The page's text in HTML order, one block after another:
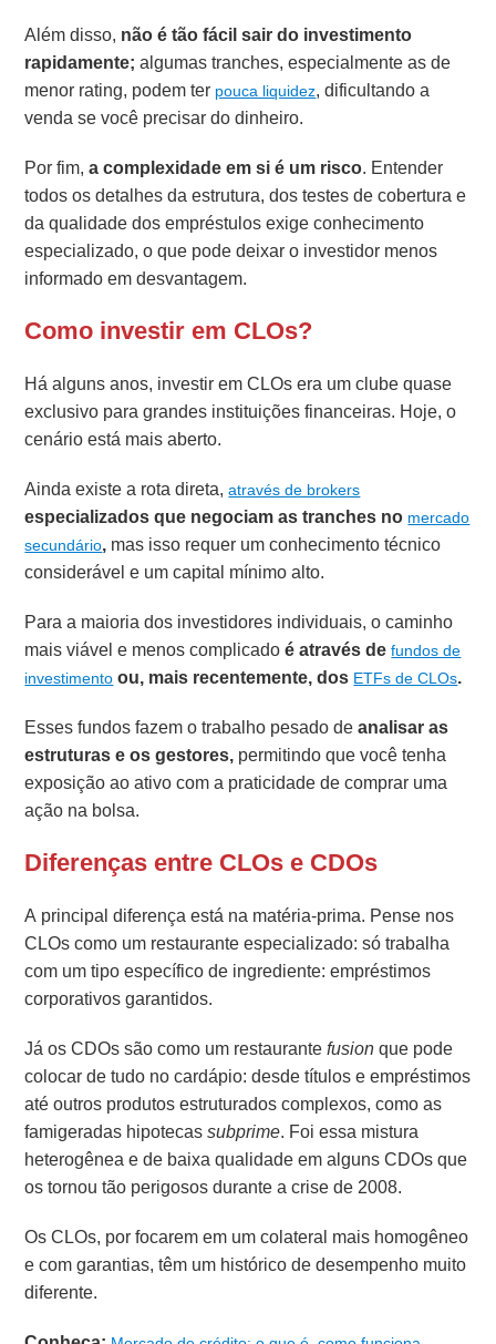
Além disso, não é tão fácil sair do investimento
rapidamente; algumas tranches, especialmente as de
menor rating, podem ter pouca liquidez, dificultando a
venda se você precisar do dinheiro.
Por fim,a complexidade em si é um risco. Entender
todos os detalhes da estrutura, dos testes de cobertura e
da qualidade dos empréstulos exige conhecimento
especializado, o que pode deixar o investidor menos
informado em desvantagem.
Como investir em CLOs?
Há alguns anos, investir em CLOs era um clube quase
exclusivo para grandes instituições financeiras. Hoje, o
cenário está mais aberto.
Ainda existe a rota direta,através de brokers
especializados que negociam as tranches no mercado
secundário, mas isso requer um conhecimento técnico
considerável e um capital mínimo alto.
Para a maioria dos investidores individuais, o caminho
mais viável e menos complicadoé através defundos de
investimento ou, mais recentemente, dos ETFs de CLOs.
Esses fundos fazem o trabalho pesado deanalisar as
estruturas e os gestores, permitindo que você tenha
exposição ao ativo com a praticidade de comprar uma
ação na bolsa.
Diferenças entre CLOs e CDOs
A principal diferença está na matéria-prima. Pense nos
CLOs como um restaurante especializado: só trabalha
com um tipo específico de ingrediente: empréstimos
corporativos garantidos.
Já os CDOs são como um restaurantefusionque pode
colocar de tudo no cardápio: desde títulos e empréstimos
até outros produtos estruturados complexos, como as
famigeradas hipotecassubprime. Foi essa mistura
heterogênea e de baixa qualidade em alguns CDOs que
os tornou tão perigosos durante a crise de 2008.
Os CLOs, por focarem em um colateral mais homogêneo
e com garantias, têm um histórico de desempenho muito
diferente.